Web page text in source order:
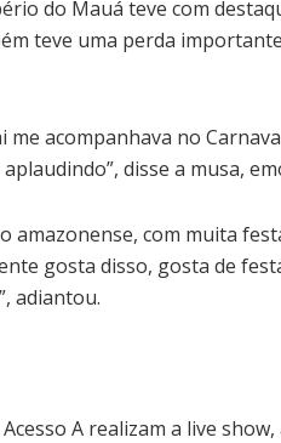
do Mauá teve com
teve uma perda
me acompanhava no
disse a musa,
com muita
gosta disso, gosta de
adiantou.
A realizam a live